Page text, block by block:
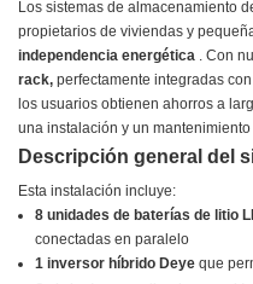
Los sistemas de almacenamiento
propietarios de viviendas y
independencia energética . Con
rack, perfectamente integradas con
los usuarios obtienen ahorros a
una instalación y un
Descripción general del
Esta instalación incluye:
8 unidades de baterías de litio
conectadas en paralelo
1 inversor híbrido Deye que